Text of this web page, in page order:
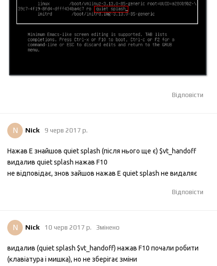
Відповісти
N Nick 9 черв 2017 р.
Нажав E знайшов quiet splash (після нього ще є) $vt_handoff
видалив quiet splash нажав F10
не відповідає, знов зайшов нажав Е quiet splash не видаляє
Відповісти
N Nick 10 черв 2017 р. Змінено
видалив (quiet splash $vt_handoff) нажав F10 почали робити
(клавіатура і мишка), но не зберігає зміни